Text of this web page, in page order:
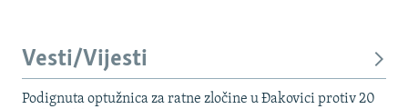
Vesti/Vijesti
Podignuta optužnica za ratne zločine u Đakovici protiv 20